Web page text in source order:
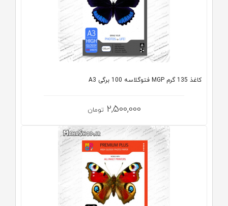
کاغذ 135 گرم MGP فتوگلاسه 100 برگی A3
2,500,000 تومان